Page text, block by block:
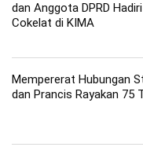
dan Anggota DPRD
Cokelat di KIMA
Mempererat Hubungan
dan Prancis Rayakan 75